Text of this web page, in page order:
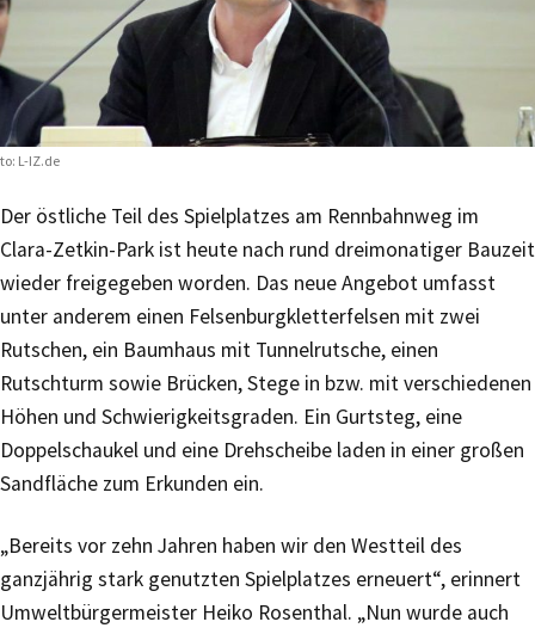
L-IZ.de
Der östliche Teil des Spielplatzes am Rennbahnweg im
Clara-Zetkin-Park ist heute nach rund dreimonatiger Bauzeit
wieder freigegeben worden. Das neue Angebot umfasst
unter anderem einen Felsenburgkletterfelsen mit zwei
Rutschen, ein Baumhaus mit Tunnelrutsche, einen
Rutschturm sowie Brücken, Stege in bzw. mit verschiedenen
Höhen und Schwierigkeitsgraden. Ein Gurtsteg, eine
Doppelschaukel und eine Drehscheibe laden in einer großen
Sandfläche zum Erkunden ein.
„Bereits vor zehn Jahren haben wir den Westteil des
ganzjährig stark genutzten Spielplatzes erneuert“, erinnert
Umweltbürgermeister Heiko Rosenthal. „Nun wurde auch